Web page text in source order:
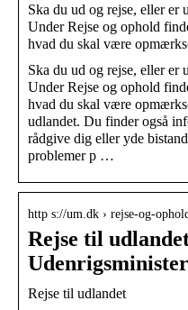
Ska du ud og rejse, eller er
Under Rejse og ophold
hvad du skal være
Ska du ud og rejse, eller er
Under Rejse og ophold
hvad du skal være
udlandet. Du finder også
rådgive dig eller yde
problemer p …
http s://um.dk › rejse-og-
Rejse til
Rejse til udlandet